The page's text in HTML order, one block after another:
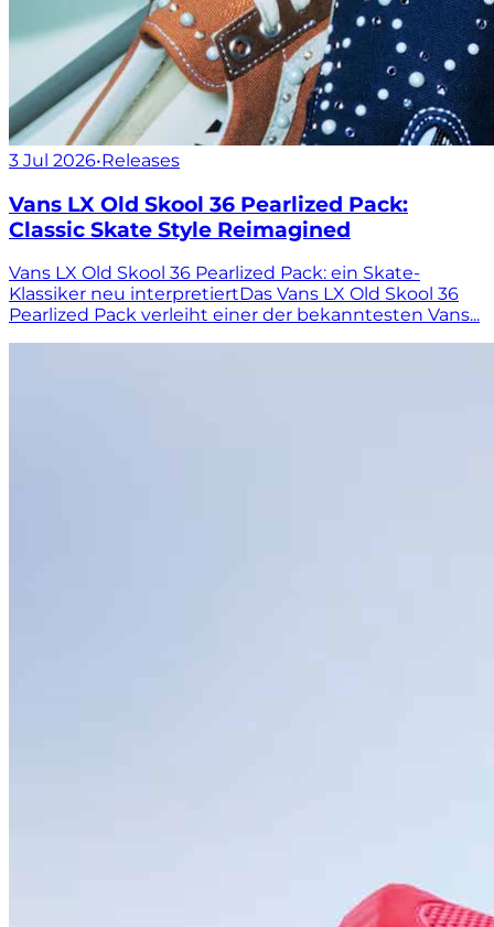
3 Jul 2026•Releases
Vans LX Old Skool 36 Pearlized Pack:
Classic Skate Style Reimagined
Vans LX Old Skool 36 Pearlized Pack: ein Skate-
Klassiker neu interpretiertDas Vans LX Old Skool 36
Pearlized Pack verleiht einer der bekanntesten Vans...